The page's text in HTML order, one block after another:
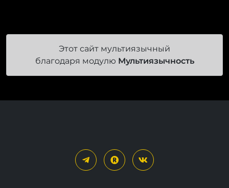
Этот сайт мультиязычный
благодаря модулю Мультиязычность